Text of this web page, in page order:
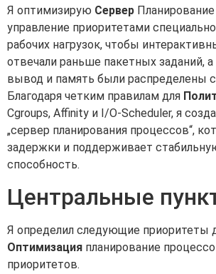
Я оптимизирую Сервер
управление приоритетами
рабочих нагрузок, чтобы
отвечали раньше пакетных заданий,
вывод и память были распределены
Благодаря четким правилам для
Cgroups, Affinity и I/O-Scheduler, я
„сервер планирования процессов“,
задержки и поддерживает
способность.
Центральные
Я определил следующие приоритеты
Оптимизация планирование
приоритетов.